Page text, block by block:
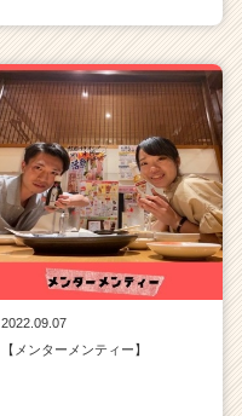
2022.09.07
【メンターメンティー】